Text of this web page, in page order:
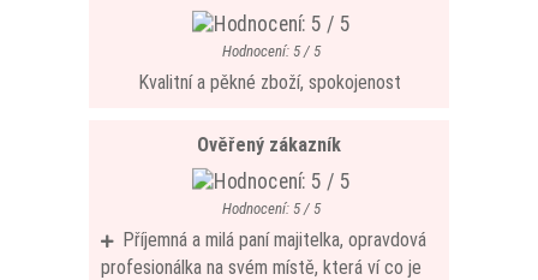
Hodnocení: 5 / 5
Kvalitní a pěkné zboží, spokojenost
Ověřený zákazník
Hodnocení: 5 / 5
Příjemná a milá paní majitelka, opravdová
profesionálka na svém místě, která ví co je